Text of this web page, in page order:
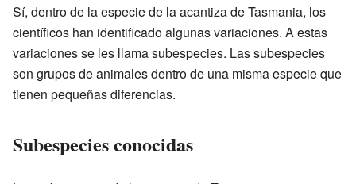
Sí, dentro de la especie de la acantiza de Tasmania, los
científicos han identificado algunas variaciones. A estas
variaciones se les llama subespecies. Las subespecies
son grupos de animales dentro de una misma especie que
tienen pequeñas diferencias.
Subespecies conocidas